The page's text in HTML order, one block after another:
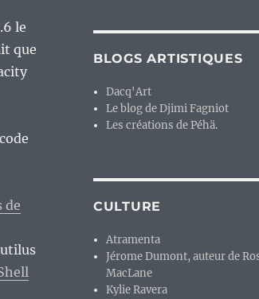
le
que
de
BLOGS ARTISTIQUES
Dacq'Art
Le blog de Djimi Fagniot
Les créations de Péhä.
CULTURE
Atramenta
Jérome Dumont, auteur de
MacLane
Kylie Ravera